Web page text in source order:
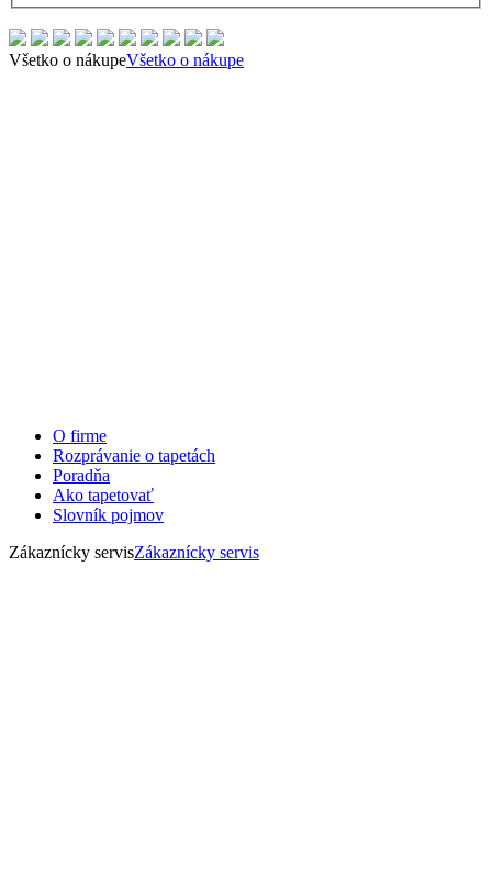
Všetko o nákupeVšetko o nákupe
O firme
Rozprávanie o tapetách
Poradňa
Ako tapetovať
Slovník pojmov
Zákaznícky servisZákaznícky servis